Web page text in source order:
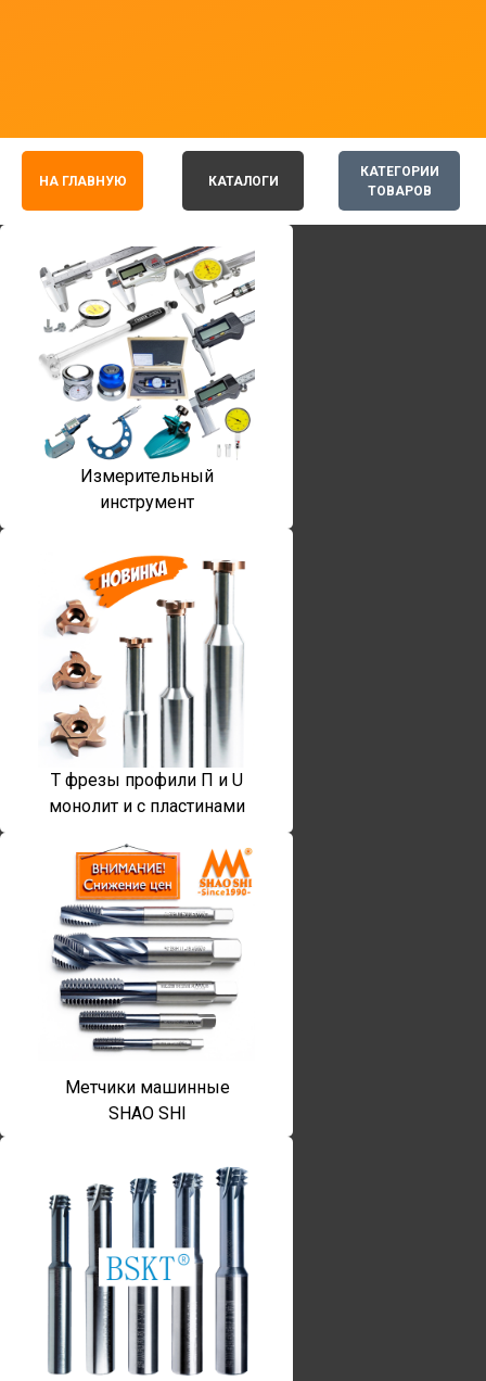
КАТЕГОРИИ
ТОВАРОВ
НА ГЛАВНУЮ КАТАЛОГИ
Измерительный
инструмент
T фрезы профили П и U
монолит и с пластинами
Метчики машинные
SHAO SHI